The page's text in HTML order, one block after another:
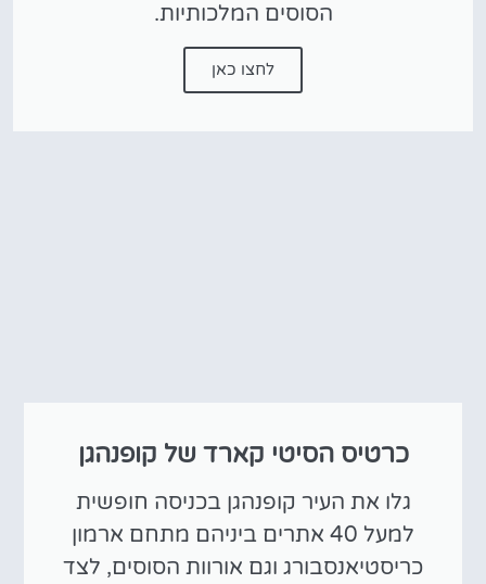
הסוסים המלכותיות.
לחצו כאן
כרטיס הסיטי קארד של קופנהגן
גלו את העיר קופנהגן בכניסה חופשית
למעל 40 אתרים ביניהם מתחם ארמון
כריסטיאנסבורג וגם אורוות הסוסים, לצד